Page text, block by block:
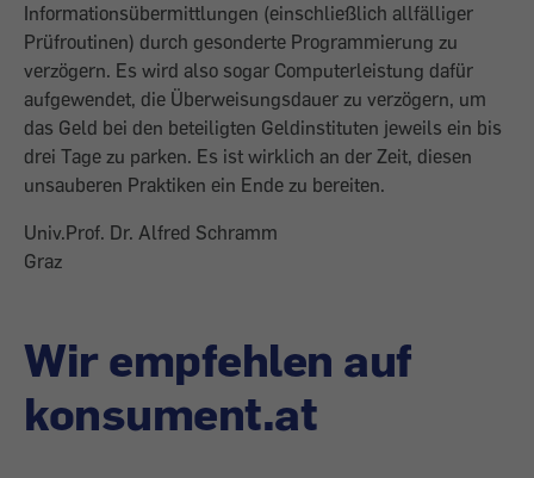
Informationsübermittlungen (einschließlich allfälliger
Prüfroutinen) durch gesonderte Programmierung zu
verzögern. Es wird also sogar Computerleistung dafür
aufgewendet, die Überweisungsdauer zu verzögern, um
das Geld bei den beteiligten Geldinstituten jeweils ein bis
drei Tage zu parken. Es ist wirklich an der Zeit, diesen
unsauberen Praktiken ein Ende zu bereiten.
Univ.Prof. Dr. Alfred Schramm
Graz
Wir empfehlen auf
konsument.at